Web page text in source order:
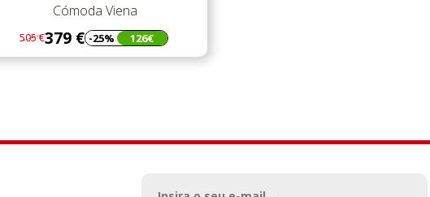
Cómoda Viena
Regular
preço
505 €379 €
Preço -25% 126€